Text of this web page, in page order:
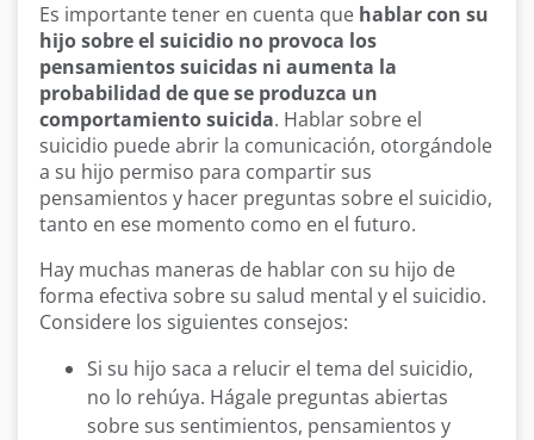
Es importante tener en cuenta que hablar con su
hijo sobre el suicidio no provoca los
pensamientos suicidas ni aumenta la
probabilidad de que se produzca un
comportamiento suicida. Hablar sobre el
suicidio puede abrir la comunicación, otorgándole
a su hijo permiso para compartir sus
pensamientos y hacer preguntas sobre el suicidio,
tanto en ese momento como en el futuro.
Hay muchas maneras de hablar con su hijo de
forma efectiva sobre su salud mental y el suicidio.
Considere los siguientes consejos:
Si su hijo saca a relucir el tema del suicidio,
no lo rehúya. Hágale preguntas abiertas
sobre sus sentimientos, pensamientos y